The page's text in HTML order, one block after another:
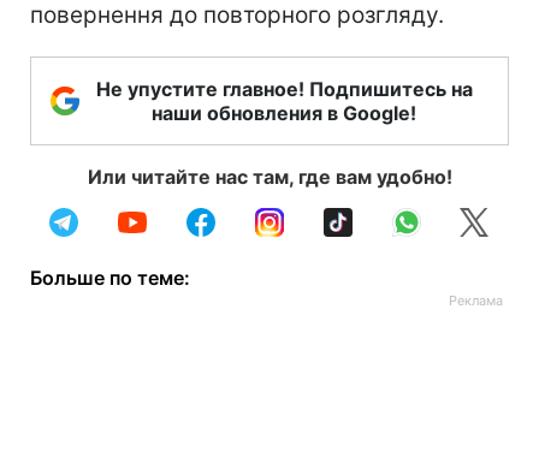
повернення до повторного розгляду.
Не упустите главное! Подпишитесь на
наши обновления в Google!
Или читайте нас там, где вам удобно!
Больше по теме: